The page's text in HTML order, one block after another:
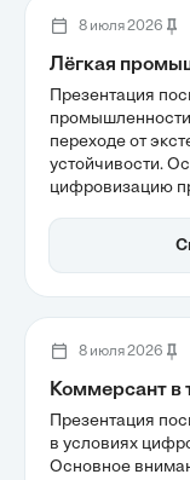
8 июля 2026
Лёгкая
Презентация
промышленности
переходе от
устойчивости.
цифровизацию
необходимым в
Также
8 июля 2026
Коммерсант в
Презентация
в условиях
Основное